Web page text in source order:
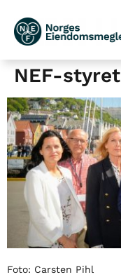
NEF-styret
Foto: Carsten Pihl